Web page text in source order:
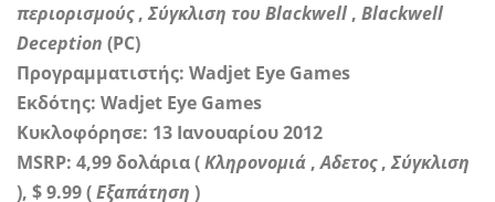
περιορισμούς,Σύγκλιση του Blackwell , Blackwell
Deception (PC)
Προγραμματιστής: Wadjet Eye Games
Εκδότης: Wadjet Eye Games
Κυκλοφόρησε: 13 Ιανουαρίου 2012
MSRP: 4,99 δολάρια (Κληρονομιά ,Αδετος,Σύγκλιση
), $ 9.99 (Εξαπάτηση )